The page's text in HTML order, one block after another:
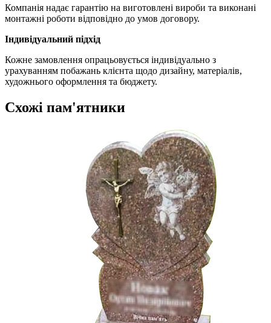
Компанія надає гарантію на виготовлені вироби та виконані
монтажні роботи відповідно до умов договору.
Індивідуальний підхід
Кожне замовлення опрацьовується індивідуально з
урахуванням побажань клієнта щодо дизайну, матеріалів,
художнього оформлення та бюджету.
Схожі пам'ятники